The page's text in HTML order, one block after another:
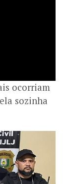
ocorriam
sozinha